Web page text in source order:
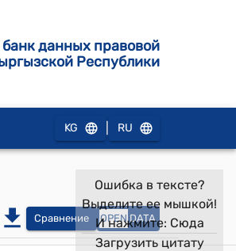
данных правовой
Республики
KG RU
Сравнение OPEN DATA
Ошибка в тексте?
Выделите ее мышкой!
И нажмите: Сюда
Загрузить цитату